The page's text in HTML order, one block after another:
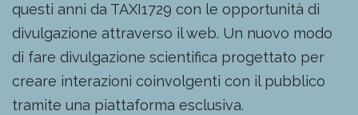
questi anni da TAXI1729 con le opportunità di
divulgazione attraverso il web. Un nuovo modo
di fare divulgazione scientifica progettato per
creare interazioni coinvolgenti con il pubblico
tramite una piattaforma esclusiva.